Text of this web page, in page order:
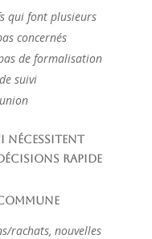
qui font plusieurs
concernés
de formalisation
suivi
nécessitent
rapide
rachats, nouvelles